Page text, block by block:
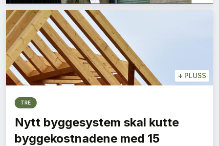
LES NYESTE UTGIVELSE HER
+ PLUSS
TRE
Nytt byggesystem skal kutte
byggekostnadene med 15